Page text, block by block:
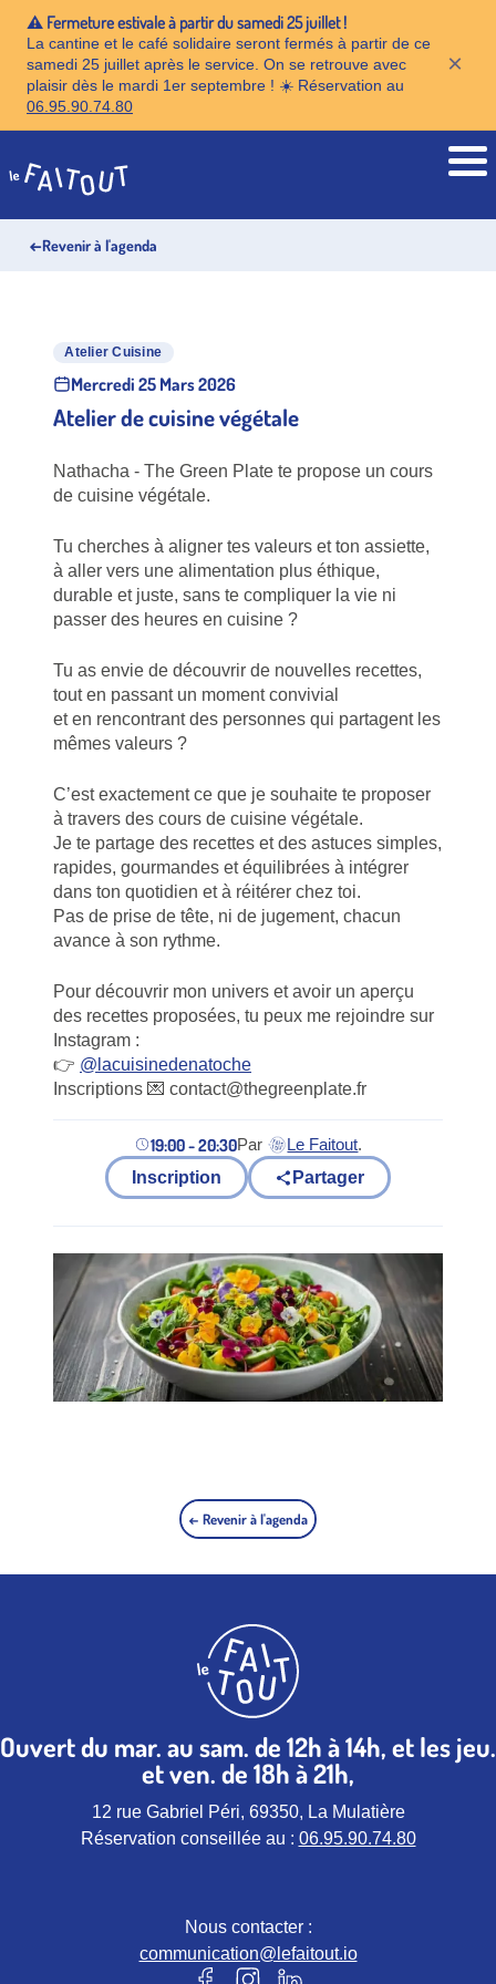
⚠️ Fermeture estivale à partir du samedi 25 juillet !
La cantine et le café solidaire seront fermés à partir de ce
samedi 25 juillet après le service. On se retrouve avec
plaisir dès le mardi 1er septembre ! ☀️ Réservation au
06.95.90.74.80
×
Accueil
←Revenir à l'agenda
Atelier Cuisine
Mercredi 25 Mars 2026
Atelier de cuisine végétale
Nathacha - The Green Plate te propose un cours
de cuisine végétale.
Tu cherches à aligner tes valeurs et ton assiette,
à aller vers une alimentation plus éthique,
durable et juste, sans te compliquer la vie ni
passer des heures en cuisine ?
Tu as envie de découvrir de nouvelles recettes,
tout en passant un moment convivial
et en rencontrant des personnes qui partagent les
mêmes valeurs ?
C’est exactement ce que je souhaite te proposer
à travers des cours de cuisine végétale.
Je te partage des recettes et des astuces simples,
rapides, gourmandes et équilibrées à intégrer
dans ton quotidien et à réitérer chez toi.
Pas de prise de tête, ni de jugement, chacun
avance à son rythme.
Pour découvrir mon univers et avoir un aperçu
des recettes proposées, tu peux me rejoindre sur
Instagram :
👉 @lacuisinedenatoche
Inscriptions 💌 contact@thegreenplate.fr
19:00 - 20:30Par Le Faitout
(nouvel onglet)
.
Inscription
Partager
← Revenir à l'agenda
Ouvert du mar. au sam. de 12h à 14h, et les jeu.
et ven. de 18h à 21h,
12 rue Gabriel Péri, 69350, La Mulatière
Réservation conseillée au : 06.95.90.74.80
Nous contacter :
communication@lefaitout.io
Notre page Facebook (nouvel
Notre page instagram (nouvel
Notre page Linkedin